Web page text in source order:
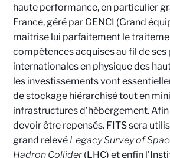
haute performance, en particulier
France, géré par GENCI (Grand
maîtrise lui parfaitement le
compétences acquises au fil de
internationales en physique des
les investissements vont
de stockage hiérarchisé tout en
infrastructures d’hébergement.
devoir être repensés. FITS sera
grand relevé Legacy Survey of
Hadron Collider(LHC) et enfin